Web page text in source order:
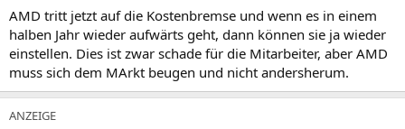
AMD tritt jetzt auf die Kostenbremse und wenn es in einem
halben Jahr wieder aufwärts geht, dann können sie ja wieder
einstellen. Dies ist zwar schade für die Mitarbeiter, aber AMD
muss sich dem MArkt beugen und nicht andersherum.